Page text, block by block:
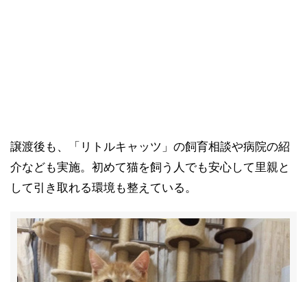
譲渡後も、「リトルキャッツ」の飼育相談や病院の紹
介なども実施。初めて猫を飼う人でも安心して里親と
して引き取れる環境も整えている。